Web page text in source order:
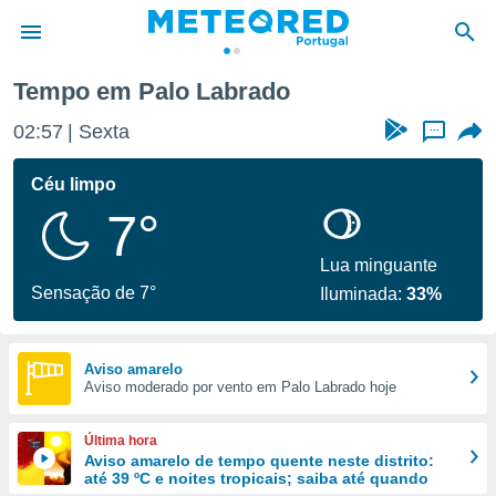
da
foi
fornecidas
a este
das
forma
digital
Tempo em Palo Labrado
02:57 Sexta ...
Céu limpo
7°
Sensação de 7°
Lua minguante
Iluminada:33%
Aviso amarelo
Aviso moderado por vento em Palo Labrado hoje
Última hora
Aviso amarelo de tempo quente neste distrito:
até 39 ºC e noites tropicais; saiba até quando